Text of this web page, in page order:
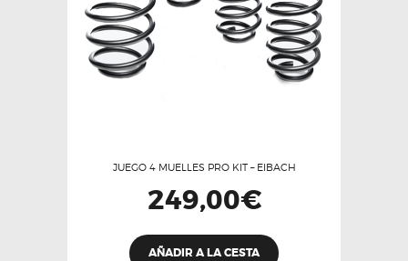
JUEGO 4 MUELLES PRO KIT – EIBACH
249,00€
AÑADIR A LA CESTA